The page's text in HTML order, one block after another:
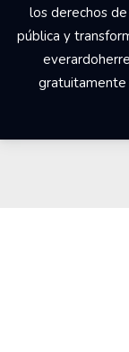
los derechos
pública y
gratuitamente